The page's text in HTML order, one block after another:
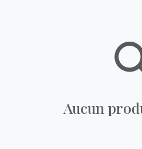
Aucun